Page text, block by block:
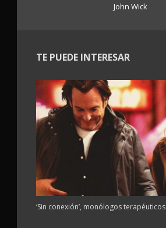
John Wick
TE PUEDE INTERESAR
‘Sin conexión’, monólogos terapéuticos